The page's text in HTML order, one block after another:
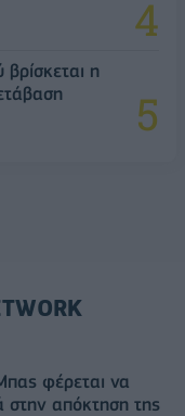
η
φέρεται να
στην απόκτηση της